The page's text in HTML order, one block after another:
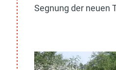
Segnung der neuen